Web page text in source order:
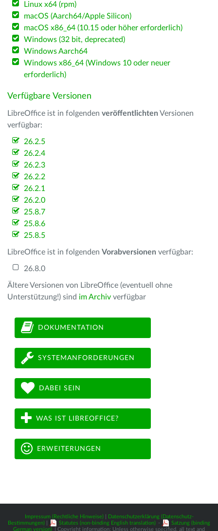
Linux x64 (rpm)
macOS (Aarch64/Apple Silicon)
macOS x86_64 (10.15 oder höher erforderlich)
Windows (32 bit, deprecated)
Windows Aarch64
Windows x86_64 (Windows 10 oder neuer
erforderlich)
Verfügbare Versionen
LibreOffice ist in folgenden veröffentlichten Versionen
verfügbar:
26.2.5
26.2.4
26.2.3
26.2.2
26.2.1
26.2.0
25.8.7
25.8.6
25.8.5
LibreOffice ist in folgenden Vorabversionen verfügbar:
26.8.0
Ältere Versionen von LibreOffice (eventuell ohne
Unterstützung!) sind im Archiv verfügbar
DOKUMENTATION
SYSTEMANFORDERUNGEN
DABEI SEIN
WAS IST LIBREOFFICE?
ERWEITERUNGEN
Impressum (Rechtliche Hinweise)|
Datenschutzerklärung (Datenschutz-
Bestimmungen)
Statutes (non-binding English translation) -
Satzung (binding
German version)
| Copyright information: Unless otherwise specified, all text and